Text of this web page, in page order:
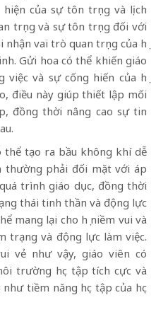
của sự tôn trọng và lịch
trọng và sự tôn trọng đối với
vai trò quan trọng của họ
Gửi hoa có thể khiến giáo
và sự cống hiến của họ
điều này giúp thiết lập mối
đồng thời nâng cao sự tin
thể tạo ra bầu không khí dễ
thường phải đối mặt với áp
trình giáo dục, đồng thời
thái tinh thần và động lực
mang lại cho họ niềm vui và
trạng và động lực làm việc.
vẻ như vậy, giáo viên có
trường học tập tích cực và
tiềm năng học tập của học